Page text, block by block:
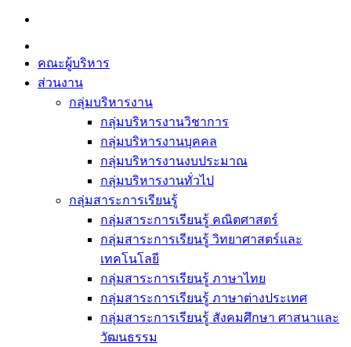
Skip
content
คณะผู้บริหาร
ส่วนงาน
กลุ่มบริหารงาน
กลุ่มบริหารงานวิชาการ
กลุ่มบริหารงานบุคคล
กลุ่มบริหารงานงบประมาณ
กลุ่มบริหารงานทั่วไป
กลุ่มสาระการเรียนรู้
กลุ่มสาระการเรียนรู้ คณิตศาสตร์
กลุ่มสาระการเรียนรู้ วิทยาศาสตร์และ
เทคโนโลยี
กลุ่มสาระการเรียนรู้ ภาษาไทย
กลุ่มสาระการเรียนรู้ ภาษาต่างประเทศ
กลุ่มสาระการเรียนรู้ สังคมศึกษา ศาสนาและ
วัฒนธรรม